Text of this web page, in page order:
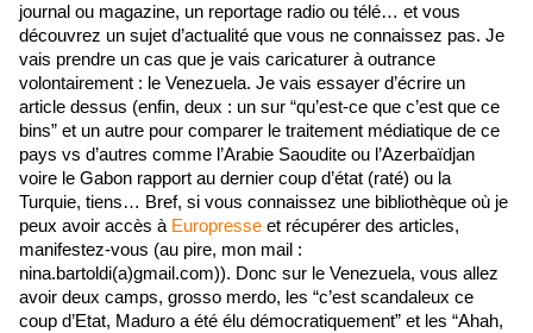
journal ou magazine, un reportage radio ou télé… et vous
découvrez un sujet d’actualité que vous ne connaissez pas. Je
vais prendre un cas que je vais caricaturer à outrance
volontairement : le Venezuela. Je vais essayer d’écrire un
article dessus (enfin, deux : un sur “qu’est-ce que c’est que ce
bins” et un autre pour comparer le traitement médiatique de ce
pays vs d’autres comme l’Arabie Saoudite ou l’Azerbaïdjan
voire le Gabon rapport au dernier coup d’état (raté) ou la
Turquie, tiens… Bref, si vous connaissez une bibliothèque où je
peux avoir accès à Europresse et récupérer des articles,
manifestez-vous (au pire, mon mail :
nina.bartoldi(a)gmail.com)). Donc sur le Venezuela, vous allez
avoir deux camps, grosso merdo, les “c’est scandaleux ce
coup d’Etat, Maduro a été élu démocratiquement” et les “Ahah,